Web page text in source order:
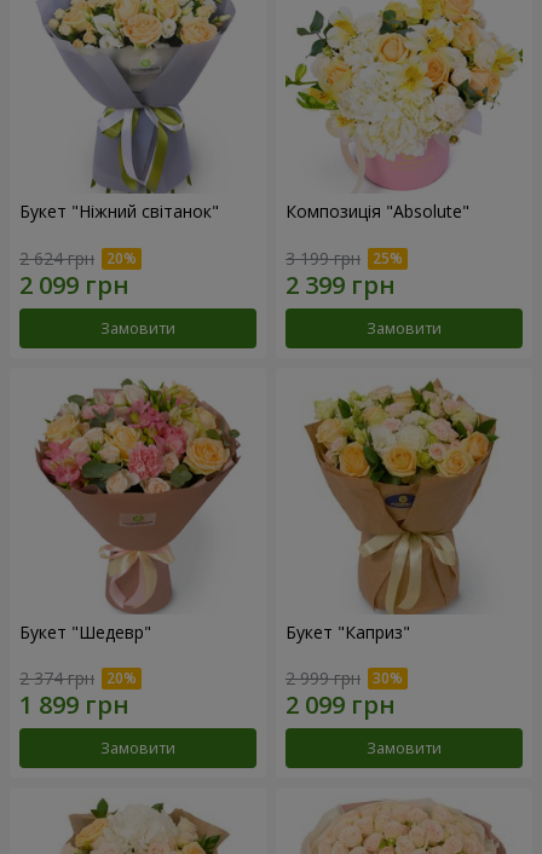
Букет "Ніжний світанок"
2 624 грн
Замовити
Композиція "Absolute"
3 199 грн
Замовити
Букет "Шедевр"
2 374 грн
Замовити
Букет "Каприз"
2 999 грн
Замовити